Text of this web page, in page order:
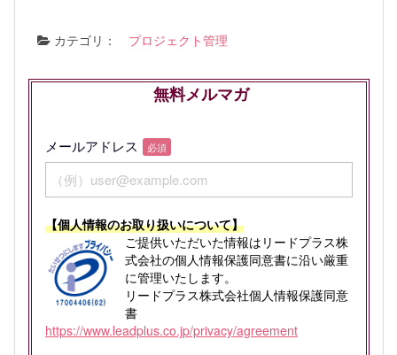
カテゴリ： プロジェクト管理
無料メルマガ
メールアドレス 必須
【個人情報のお取り扱いについて】
ご提供いただいた情報はリードプラス株
式会社の個人情報保護同意書に沿い厳重
に管理いたします。
リードプラス株式会社個人情報保護同意
書
https://www.leadplus.co.jp/privacy/agreement